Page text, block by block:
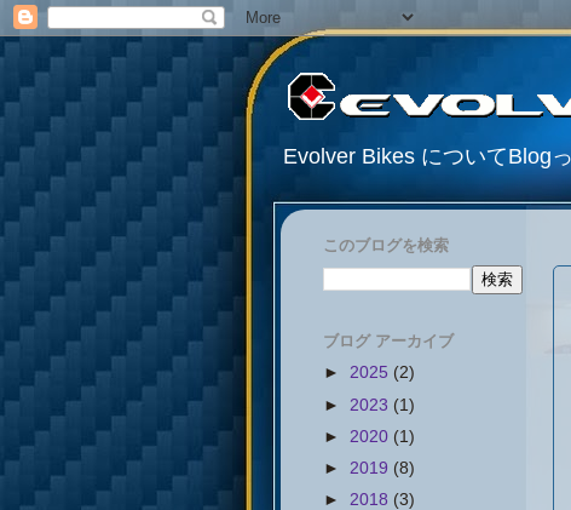
Evolver Bikes についてBlog
このブログを検索
ブログ アーカイブ
► 2025 (2)
► 2023 (1)
► 2020 (1)
► 2019 (8)
► 2018 (3)